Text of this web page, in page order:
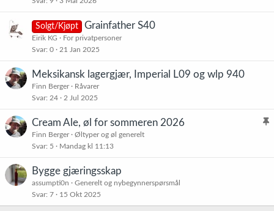
Solgt/Kjøpt Grainfather S40
Eirik KG
For privatpersoner
Svar 0 21 Jan 2025
Meksikansk lagergjær, Imperial L09 og wlp 940
Finn Berger
Råvarer
Svar 24 2 Jul 2025
K
Cream Ale, øl for sommeren 2026
Finn Berger
Øltyper og øl generelt
Svar 5 Mandag kl 11:13
Bygge gjæringsskap
assumpti0n
Generelt og nybegynnerspørsmål
Svar 7 15 Okt 2025